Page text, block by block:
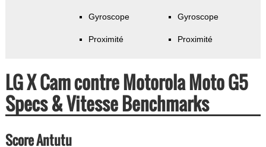
Gyroscope
Proximité
Gyroscope
Proximité
LG X Cam contre Motorola Moto G5
Specs & Vitesse Benchmarks
Score Antutu